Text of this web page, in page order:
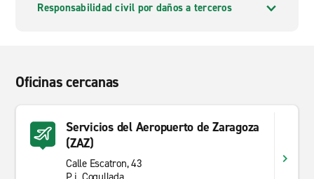
Responsabilidad civil por daños a terceros
Oficinas cercanas
Servicios del Aeropuerto de Zaragoza
(ZAZ)
Calle Escatron, 43